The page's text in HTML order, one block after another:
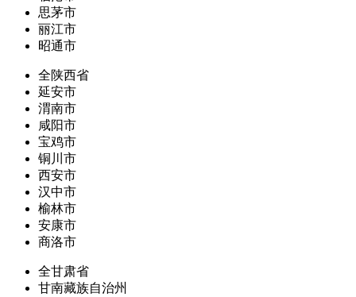
思茅市
丽江市
昭通市
全陕西省
延安市
渭南市
咸阳市
宝鸡市
铜川市
西安市
汉中市
榆林市
安康市
商洛市
全甘肃省
甘南藏族自治州